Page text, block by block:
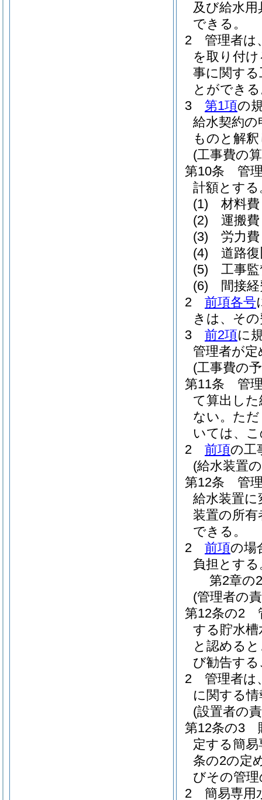
及び給水
できる。
2
管理者は
を取り付
事に関す
とができ
3
第1項の
給水契約
ものと解
(工事費の
第10条
管
計額とする
(1)
材料費
(2)
運搬費
(3)
労力費
(4)
道路
(5)
工事
(6)
間接
2
前項各号
きは、そ
3
前2項に
管理者が定
(工事費の
第11条
管
て算出し
ない。 た
いては、
2
前項の工
(給水装置
第12条
管
給水装置
装置の所
できる。
2
前項の場
負担とする
第2章の2
(管理者の
第12条の2
する貯水
と認める
び勧告す
2
管理者は
に関する
(設置者の
第12条の3
定する簡
条の2の定
びその管
2
簡易専用